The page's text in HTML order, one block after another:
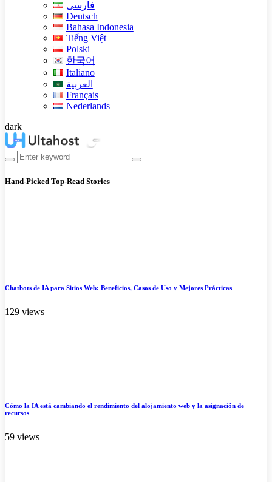
فارسی
Deutsch
Bahasa Indonesia
Tiếng Việt
Polski
한국어
Italiano
العربية
Français
Nederlands
dark
Hand-Picked Top-Read Stories
Chatbots de IA para Sitios Web: Beneficios, Casos de Uso y Mejores Prácticas
129 views
Cómo la IA está cambiando el rendimiento del alojamiento web y la asignación de
recursos
59 views